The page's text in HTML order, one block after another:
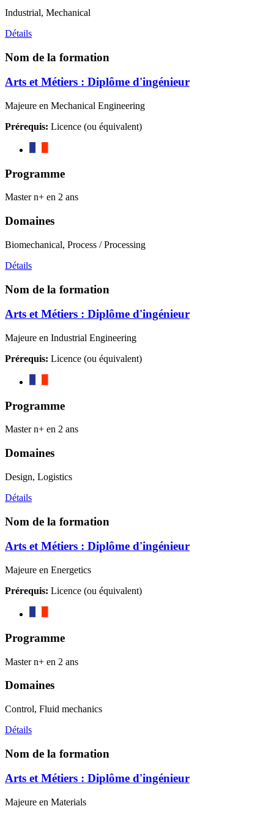
Industrial, Mechanical
Détails
Nom de la formation
Arts et Métiers : Diplôme d'ingénieur
Majeure en Mechanical Engineering
Prérequis: Licence (ou équivalent)
Programme
Master n+ en 2 ans
Domaines
Biomechanical, Process / Processing
Détails
Nom de la formation
Arts et Métiers : Diplôme d'ingénieur
Majeure en Industrial Engineering
Prérequis: Licence (ou équivalent)
Programme
Master n+ en 2 ans
Domaines
Design, Logistics
Détails
Nom de la formation
Arts et Métiers : Diplôme d'ingénieur
Majeure en Energetics
Prérequis: Licence (ou équivalent)
Programme
Master n+ en 2 ans
Domaines
Control, Fluid mechanics
Détails
Nom de la formation
Arts et Métiers : Diplôme d'ingénieur
Majeure en Materials